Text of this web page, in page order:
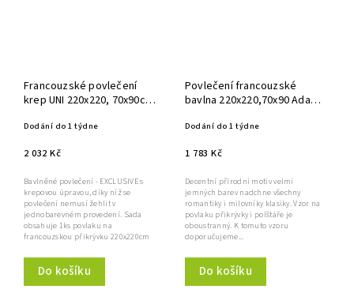
Francouzské povlečení
krep UNI 220x220, 70x90cm
Dodání do 1 týdne
2 032 Kč
Do košíku
Bavlněné povlečení - EXCLUSIVE s
krepovou úpravou, díky níž se
povlečení nemusí žehlit v
jednobarevném provedení. Sada
obsahuje 1ks povlaku na
francouzskou přikrývku 220x220cm
Povlečení francouzské
bavlna 220x220,70x90 Adalia
Dodání do 1 týdne
1 783 Kč
Do košíku
Decentní přírodní motiv velmi
jemných barev nadchne všechny
romantiky i milovníky klasiky. Vzor na
povlaku přikrývky i polštáře je
oboustranný. K tomuto vzoru
doporučujeme...